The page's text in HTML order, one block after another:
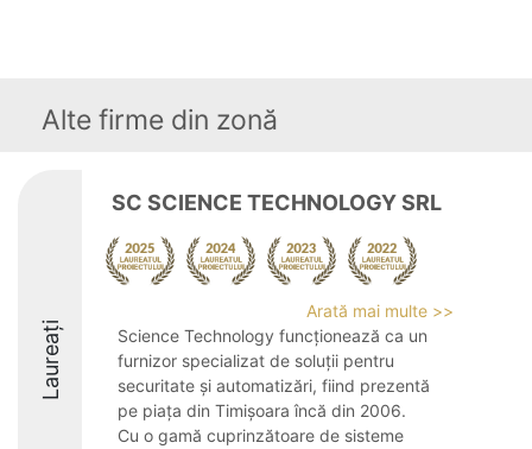
Alte firme din zonă
Laureați
SC SCIENCE TECHNOLOGY SRL
Arată mai multe >>
Science Technology funcționează ca un
furnizor specializat de soluții pentru
securitate și automatizări, fiind prezentă
pe piața din Timișoara încă din 2006.
Cu o gamă cuprinzătoare de sisteme